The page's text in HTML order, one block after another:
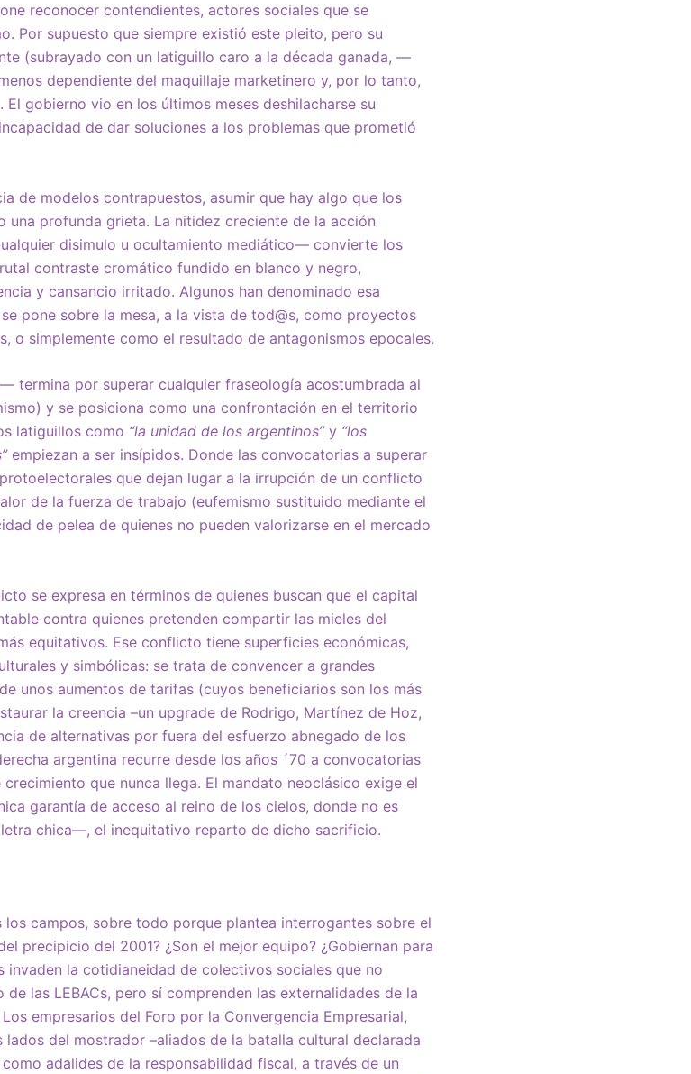
reconocer contendientes, actores sociales que se
Por supuesto que siempre existió este pleito, pero su
(subrayado con un latiguillo caro a la década ganada, —
dependiente del maquillaje marketinero y, por lo tanto,
gobierno vio en los últimos meses deshilacharse su
de dar soluciones a los problemas que prometió
de modelos contrapuestos, asumir que hay algo que los
una profunda grieta. La nitidez creciente de la acción
disimulo u ocultamiento mediático— convierte los
contraste cromático fundido en blanco y negro,
y cansancio irritado. Algunos han denominado esa
pone sobre la mesa, a la vista de tod@s, como proyectos
o simplemente como el resultado de antagonismos epocales.
termina por superar cualquier fraseología acostumbrada al
y se posiciona como una confrontación en el territorio
latiguillos como “la unidad de los argentinos”y “los
empiezan a ser insípidos. Donde las convocatorias a superar
que dejan lugar a la irrupción de un conflicto
de la fuerza de trabajo (eufemismo sustituido mediante el
de pelea de quienes no pueden valorizarse en el mercado
se expresa en términos de quienes buscan que el capital
contra quienes pretenden compartir las mieles del
equitativos. Ese conflicto tiene superficies económicas,
y simbólicas: se trata de convencer a grandes
unos aumentos de tarifas (cuyos beneficiarios son los más
la creencia –un upgrade de Rodrigo, Martínez de Hoz,
de alternativas por fuera del esfuerzo abnegado de los
argentina recurre desde los años ´70 a convocatorias
que nunca llega. El mandato neoclásico exige el
garantía de acceso al reino de los cielos, donde no es
chica—, el inequitativo reparto de dicho sacrificio.
campos, sobre todo porque plantea interrogantes sobre el
precipicio del 2001? ¿Son el mejor equipo? ¿Gobiernan para
invaden la cotidianeidad de colectivos sociales que no
las LEBACs, pero sí comprenden las externalidades de la
empresarios del Foro por la Convergencia Empresarial,
del mostrador –aliados de la batalla cultural declarada
adalides de la responsabilidad fiscal, a través de un